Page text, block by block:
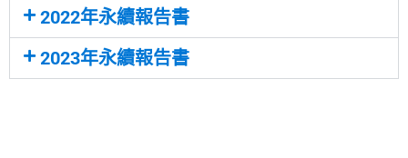
2022年永續報告書
2023年永續報告書